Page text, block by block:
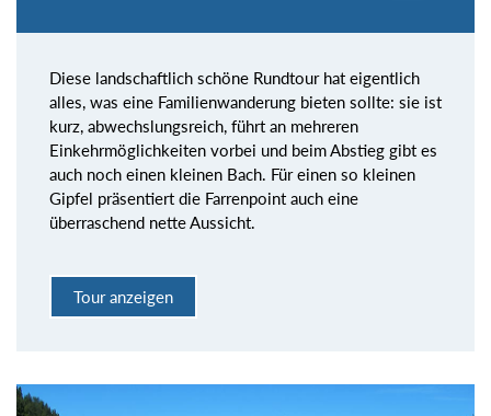
Diese landschaftlich schöne Rundtour hat eigentlich
alles, was eine Familienwanderung bieten sollte: sie ist
kurz, abwechslungsreich, führt an mehreren
Einkehrmöglichkeiten vorbei und beim Abstieg gibt es
auch noch einen kleinen Bach. Für einen so kleinen
Gipfel präsentiert die Farrenpoint auch eine
überraschend nette Aussicht.
Tour anzeigen